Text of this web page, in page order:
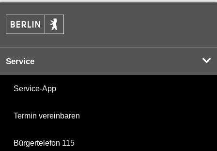
Service
Service-App
Termin vereinbaren
Bürgertelefon 115